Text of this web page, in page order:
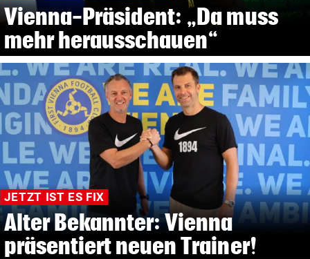
Vienna-Präsident: „Da muss
mehr herausschauen“
JETZT IST ES FIX
Alter Bekannter: Vienna
präsentiert neuen Trainer!